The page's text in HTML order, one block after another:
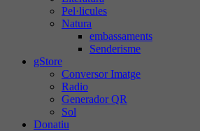
Pel·licules
Natura
embassaments
Senderisme
gStore
Conversor Imatge
Radio
Generador QR
Sol
Donatiu